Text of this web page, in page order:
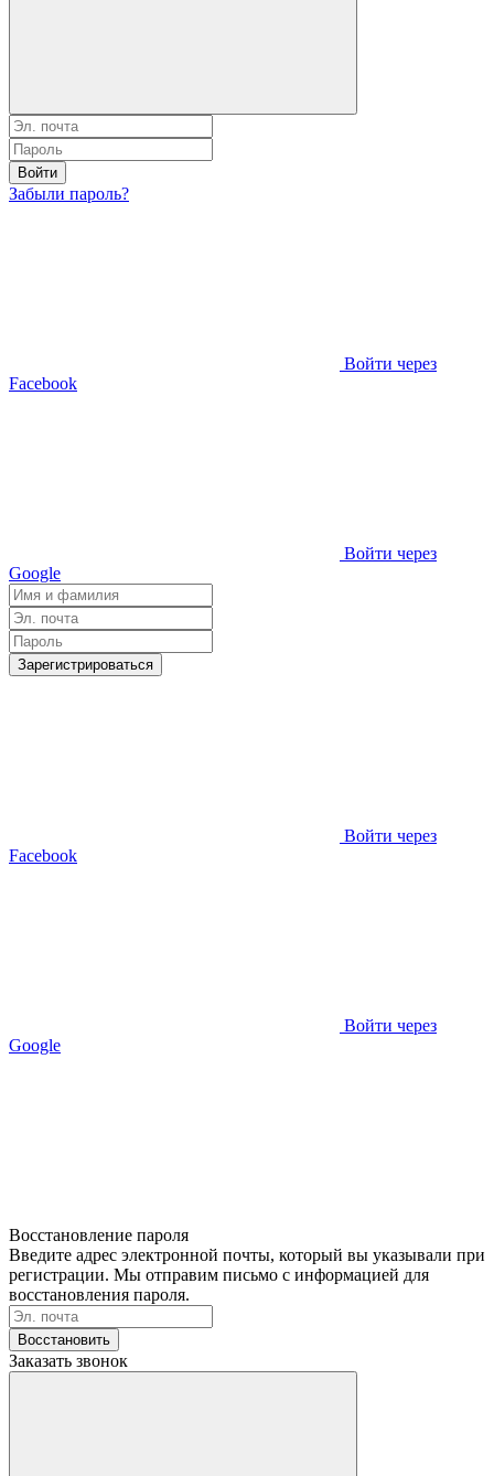
Войти
Забыли пароль?
Войти через
Facebook
Войти через
Google
Зарегистрироваться
Войти через
Facebook
Войти через
Google
Восстановление пароля
Введите адрес электронной почты, который вы указывали при
регистрации. Мы отправим письмо с информацией для
восстановления пароля.
Восстановить
Заказать звонок